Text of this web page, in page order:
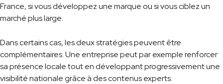
France, si vous développez une marque ou si vous ciblez un
marché plus large.
Dans certains cas, les deux stratégies peuvent être
complémentaires. Une entreprise peut par exemple renforcer
sa présence locale tout en développant progressivement une
visibilité nationale grâce à des contenus experts.